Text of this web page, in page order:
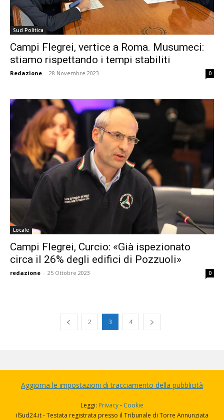
Sud Politica
Campi Flegrei, vertice a Roma. Musumeci:
stiamo rispettando i tempi stabiliti
Redazione - 28 Novembre 2023 0
Locale
Campi Flegrei, Curcio: «Già ispezionato
circa il 26% degli edifici di Pozzuoli»
redazione - 25 Ottobre 2023 0
2 3 4
Aggiorna le impostazioni di tracciamento della pubblicità
Leggi: Privacy- Cookie
ilSud24.it - Testata registrata presso il Tribunale di Torre Annunziata